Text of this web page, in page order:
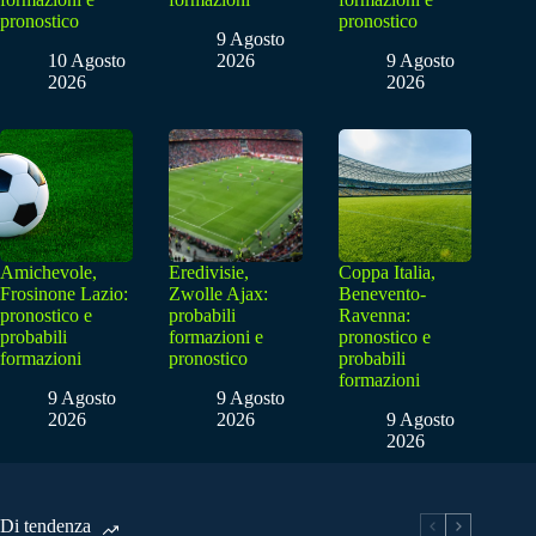
pronostico
10 Agosto
2026
9 Agosto
2026
pronostico
9 Agosto
2026
Amichevole,
Frosinone Lazio:
pronostico e
probabili
formazioni
9 Agosto
2026
Eredivisie,
Zwolle Ajax:
probabili
formazioni e
pronostico
9 Agosto
2026
Coppa Italia,
Benevento-
Ravenna:
pronostico e
probabili
formazioni
9 Agosto
2026
Di tendenza